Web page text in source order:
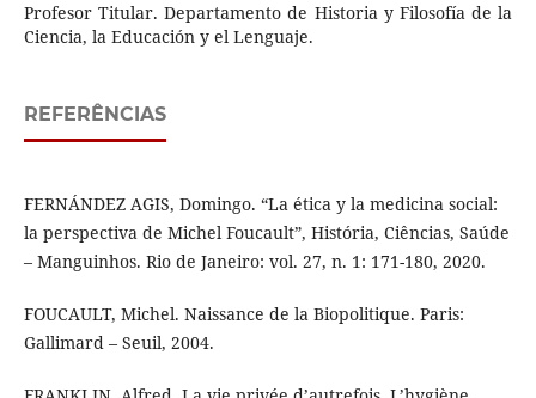
Profesor Titular. Departamento de Historia y Filosofía de la
Ciencia, la Educación y el Lenguaje.
REFERÊNCIAS
FERNÁNDEZ AGIS, Domingo. “La ética y la medicina social:
la perspectiva de Michel Foucault”, História, Ciências, Saúde
– Manguinhos. Rio de Janeiro: vol. 27, n. 1: 171-180, 2020.
FOUCAULT, Michel. Naissance de la Biopolitique. Paris:
Gallimard – Seuil, 2004.